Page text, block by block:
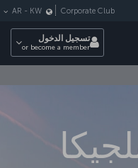
Corporate Club
AR - KW
تسجيل الدخول
or become a member